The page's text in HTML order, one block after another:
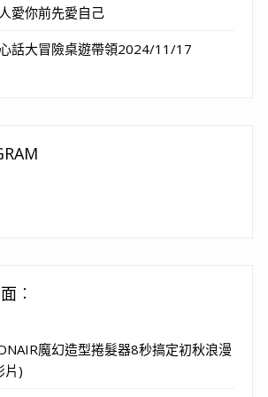
愛你前先愛自己
心話大冒險桌遊帶領2024/11/17
︰
魔幻造型捲髮器8秒搞定初秋浪漫
片)